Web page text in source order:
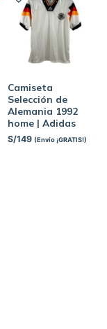
Camiseta
Selección de
Alemania 1992
home | Adidas
S/149 (Envío ¡GRATIS!)